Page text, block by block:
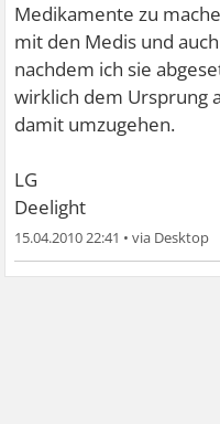
Medikamente zu
mit den Medis und
nachdem ich sie
wirklich dem Ursprung
damit umzugehen.
LG
Deelight
15.04.2010 22:41 •